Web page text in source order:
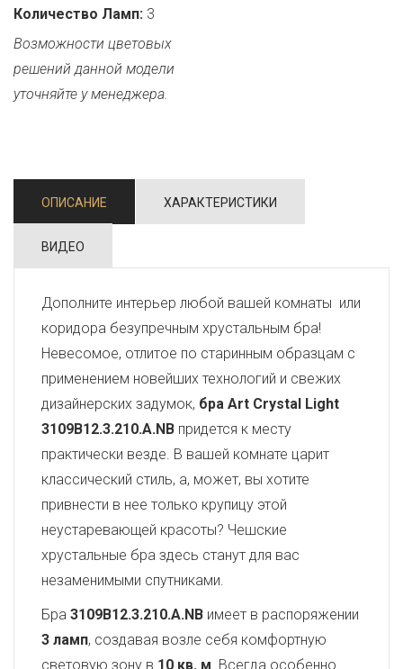
Количество Ламп: 3
Возможности цветовых
решений данной модели
уточняйте у менеджера.
ОПИСАНИЕ ХАРАКТЕРИСТИКИ
ВИДЕО
Дополните интерьер любой вашей комнаты или
коридора безупречным хрустальным бра!
Невесомое, отлитое по старинным образцам с
применением новейших технологий и свежих
дизайнерских задумок, бра Art Crystal Light
3109B12.3.210.A.NB придется к месту
практически везде. В вашей комнате царит
классический стиль, а, может, вы хотите
привнести в нее только крупицу этой
неустаревающей красоты? Чешские
хрустальные бра здесь станут для вас
незаменимыми спутниками.
Бра 3109B12.3.210.A.NB имеет в распоряжении
3 ламп, создавая возле себя комфортную
световую зону в 10 кв. м . Всегда особенно